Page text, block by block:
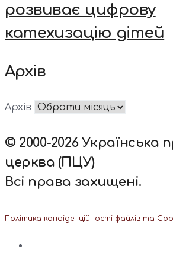
розвиває цифрову
катехизацію дітей
Архів
Архів
© 2000-2026 Українська
церква (ПЦУ)
Всі права захищені.
Політика конфіденційності файлів та